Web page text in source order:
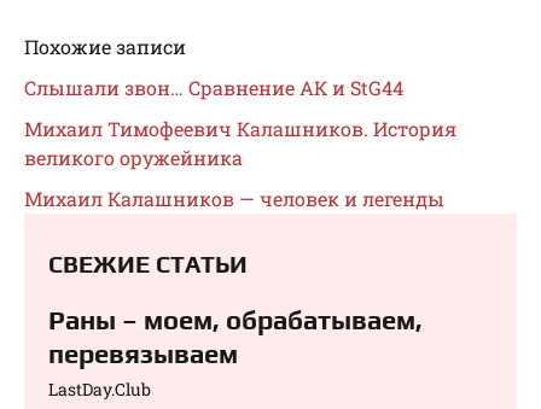
Похожие записи
Слышали звон… Сравнение АК и StG44
Михаил Тимофеевич Калашников. История
великого оружейника
Михаил Калашников — человек и легенды
СВЕЖИЕ СТАТЬИ
Раны – моем, обрабатываем,
перевязываем⁠⁠
LastDay.Club